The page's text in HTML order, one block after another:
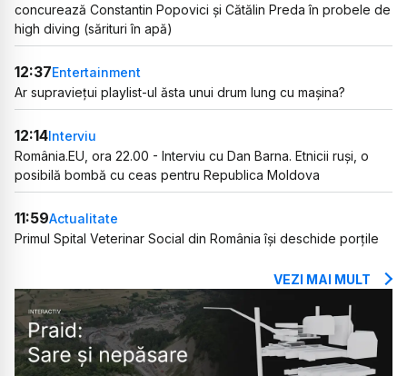
concurează Constantin Popovici și Cătălin Preda în probele de
high diving (sărituri în apă)
12:37Entertainment
Ar supraviețui playlist-ul ăsta unui drum lung cu mașina?
12:14Interviu
România.EU, ora 22.00 - Interviu cu Dan Barna. Etnicii ruși, o
posibilă bombă cu ceas pentru Republica Moldova
11:59Actualitate
Primul Spital Veterinar Social din România își deschide porțile
VEZI MAI MULT